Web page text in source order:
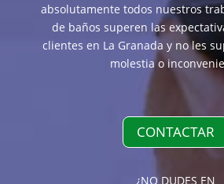
absolutamente todos nuestros
de baños superen las
clientes en La Granada y no les
molestia o
CONTACTAR
¿NO DUDES EN